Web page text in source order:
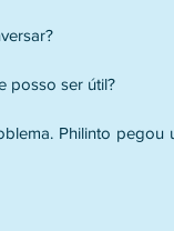
posso ser útil?
Philinto